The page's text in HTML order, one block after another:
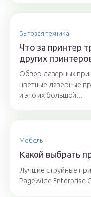
Бытовая техника
Что за принтер
других
Обзор лазерных
цветные лазерные
и это их большой...
Мебель
Какой выбрать
Лучшие струйные
PageWide Enterprise